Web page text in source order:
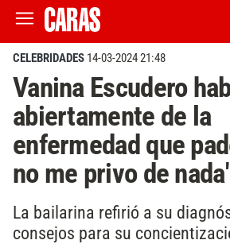
CELEBRIDADES 14-03-2024 21:48
Vanina Escudero
abiertamente de la
enfermedad que
no me privo de
La bailarina refirió a su
consejos para su